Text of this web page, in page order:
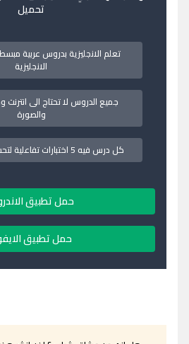
تحميل
تعلم الانجليزية بدروس عربية
الانجليزية
جميع الدروس لا تحتاج الى
والصورة
كل درس فيه 5 اختبارات تفاعلية لتحسين اللفظ والنطق
حمل تطبيق
حمل تطبيق